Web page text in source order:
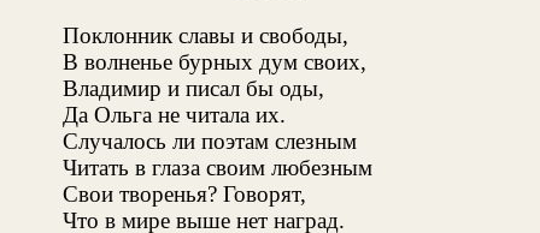
Поклонник славы и свободы,
В волненье бурных дум своих,
Владимир и писал бы оды,
Да Ольга не читала их.
Случалось ли поэтам слезным
Читать в глаза своим любезным
Свои творенья? Говорят,
Что в мире выше нет наград.